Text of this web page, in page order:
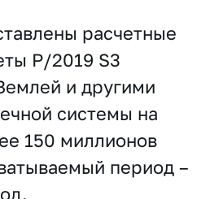
расчетные
P/2019 S3
и другими
системы на
150 миллионов
период –